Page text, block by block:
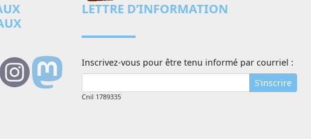
LETTRE D’INFORMATION
Inscrivez-vous pour être tenu informé par courriel :
S’inscrire
Cnil 1789335